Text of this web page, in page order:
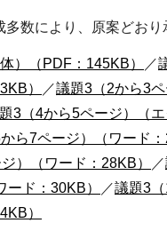
多数により、原案どおり
）（PDF：145KB） ／
）
／議題3（2から3
3（4から5ページ）（エ
ら7ページ）（ワード：
）（ワード：28KB）
／
ド：30KB）
／議題3
）